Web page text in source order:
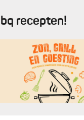
recepten!